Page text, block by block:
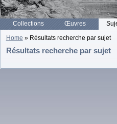
Collections Œuvres
Home » Résultats recherche par sujet
Résultats recherche par sujet